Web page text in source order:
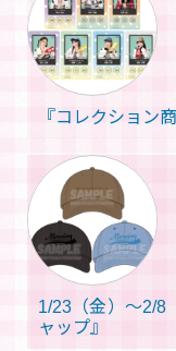
『コレクション
1/23（金）～2/8
ャップ』